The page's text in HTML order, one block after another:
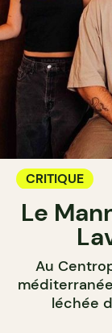
CRITIQUE
Le
Au
léchée